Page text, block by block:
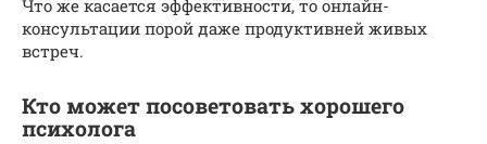
Что же касается эффективности, то онлайн-
консультации порой даже продуктивней живых
встреч.
Кто может посоветовать хорошего
психолога